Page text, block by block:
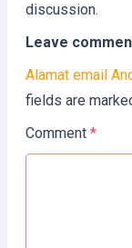
discussion.
Leave
Alamat email
fields are
Comment *